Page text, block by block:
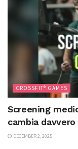
CROSSFIT® GAMES
Screening
cambia
DECEMBER 2, 2025